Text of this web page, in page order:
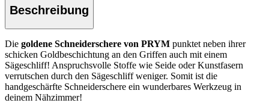
Beschreibung
Die goldene Schneiderschere von PRYM punktet neben ihrer
schicken Goldbeschichtung an den Griffen auch mit einem
Sägeschliff! Anspruchsvolle Stoffe wie Seide oder Kunstfasern
verrutschen durch den Sägeschliff weniger. Somit ist die
handgeschärfte Schneiderschere ein wunderbares Werkzeug in
deinem Nähzimmer!